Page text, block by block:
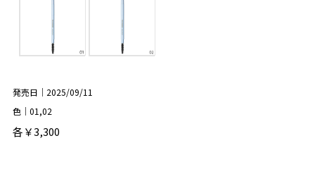
発売日｜2025/09/11
色｜01,02
各￥3,300